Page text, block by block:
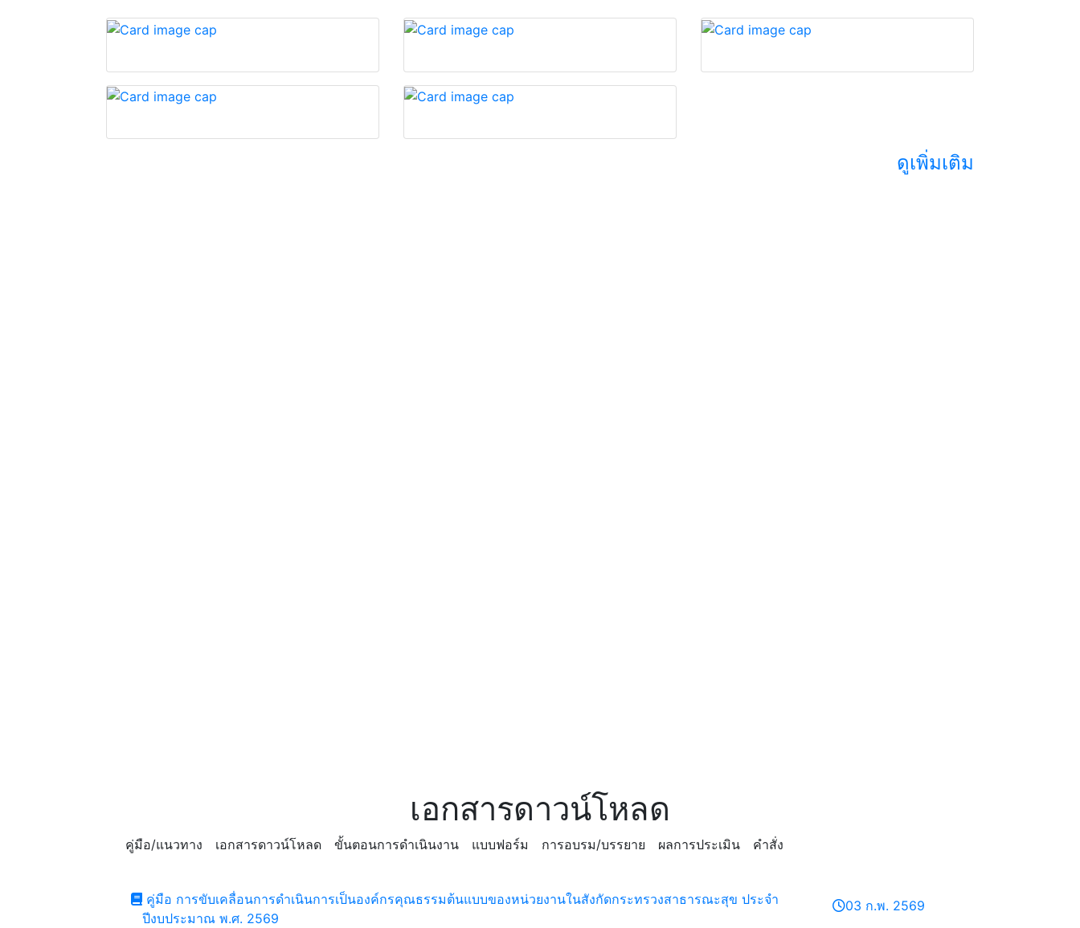
ดูเพิ่มเติม
เอกสารดาวน์โหลด
คู่มือ/แนวทาง เอกสารดาวน์โหลด ขั้นตอนการดำเนินงาน แบบฟอร์ม การอบรม/บรรยาย ผลการประเมิน คำสั่ง
คู่มือ การขับเคลื่อนการดำเนินการเป็นองค์กรคุณธรรมต้นแบบของหน่วยงานในสังกัดกระทรวงสาธารณะสุข ประจำ
ปีงบประมาณ พ.ศ. 2569
03 ก.พ. 2569